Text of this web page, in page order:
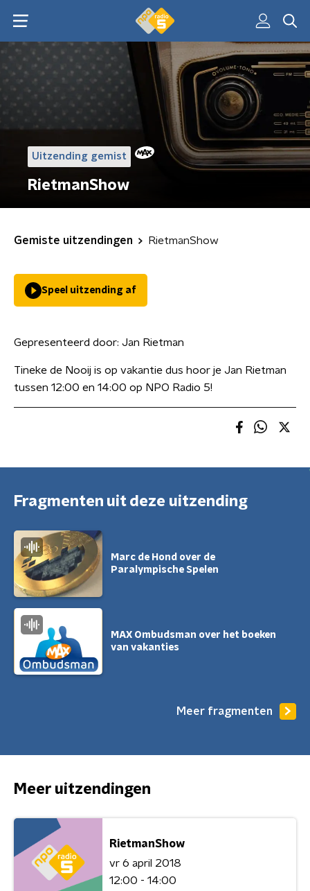
Uitzending gemist
RietmanShow
Gemiste uitzendingen RietmanShow
Speel uitzending af
Gepresenteerd door: Jan Rietman
Tineke de Nooij is op vakantie dus hoor je Jan Rietman
tussen 12:00 en 14:00 op NPO Radio 5!
Fragmenten uit deze uitzending
Marc de Hond over de
Paralympische Spelen
MAX Ombudsman over het boeken
van vakanties
Meer fragmenten
Meer uitzendingen
RietmanShow
vr 6 april 2018
12:00 - 14:00